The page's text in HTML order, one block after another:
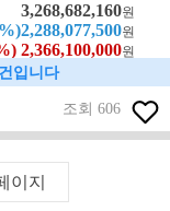
3,268,682,160원
원
2,366,100,000원
입니다
조회 606
이지